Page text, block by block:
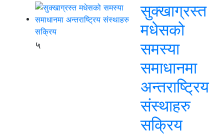
५
सुक्खाग्रस्त
मधेसको
समस्या
समाधानमा
अन्तराष्ट्रिय
संस्थाहरु
सक्रिय